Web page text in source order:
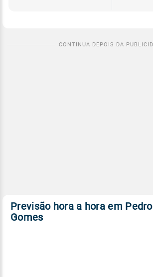
Previsão hora a hora em Pedro
Gomes